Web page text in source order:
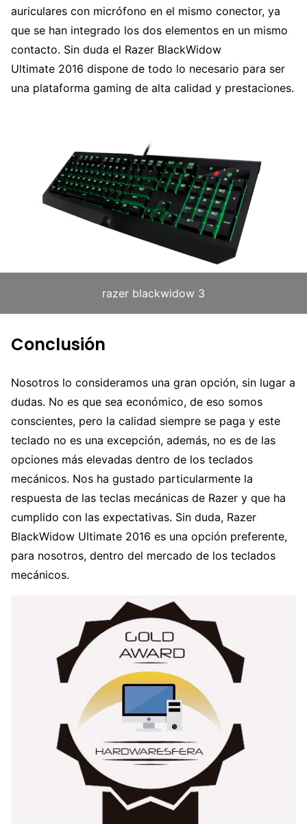
auriculares con micrófono en el mismo conector, ya
que se han integrado los dos elementos en un mismo
contacto. Sin duda el Razer BlackWidow
Ultimate 2016 dispone de todo lo necesario para ser
una plataforma gaming de alta calidad y prestaciones.
razer blackwidow 3
Conclusión
Nosotros lo consideramos una gran opción, sin lugar a
dudas. No es que sea económico, de eso somos
conscientes, pero la calidad siempre se paga y este
teclado no es una excepción, además, no es de las
opciones más elevadas dentro de los teclados
mecánicos. Nos ha gustado particularmente la
respuesta de las teclas mecánicas de Razer y que ha
cumplido con las expectativas. Sin duda, Razer
BlackWidow Ultimate 2016 es una opción preferente,
para nosotros, dentro del mercado de los teclados
mecánicos.